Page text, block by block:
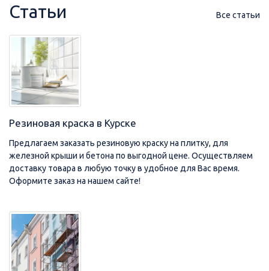
Статьи Все статьи
Резиновая краска в Курске
Предлагаем заказать резиновую краску на плитку, для
железной крыши и бетона по выгодной цене. Осуществляем
доставку товара в любую точку в удобное для Вас время.
Оформите заказ на нашем сайте!